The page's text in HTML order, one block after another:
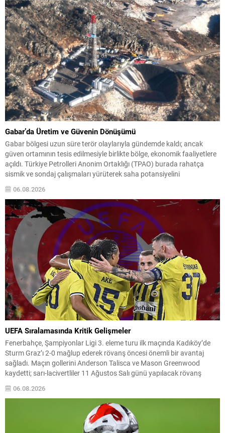
Gabar’da Üretim ve Güvenin Dönüşümü
Gabar bölgesi uzun süre terör olaylarıyla gündemde kaldı; ancak
güven ortamının tesis edilmesiyle birlikte bölge, ekonomik faaliyetlere
açıldı. Türkiye Petrolleri Anonim Ortaklığı (TPAO) burada rahatça
sismik ve sondaj çalışmaları yürüterek saha potansiyelini
neticesinde Cumhuriyet tarihinin en büyük petrol keşfi gerçekleştirildi
ve üretime alınan...
06.08.2026
UEFA Sıralamasında Kritik Gelişmeler
Fenerbahçe, Şampiyonlar Ligi 3. eleme turu ilk maçında Kadıköy’de
Sturm Graz’ı 2-0 mağlup ederek rövanş öncesi önemli bir avantaj
sağladı. Maçın gollerini Anderson Talisca ve Mason Greenwood
kaydetti; sarı-lacivertliler 11 Ağustos Salı günü yapılacak rövanş
da etkisini hissettirebilir. Avrupa sahnesindeki diğer...
06.08.2026